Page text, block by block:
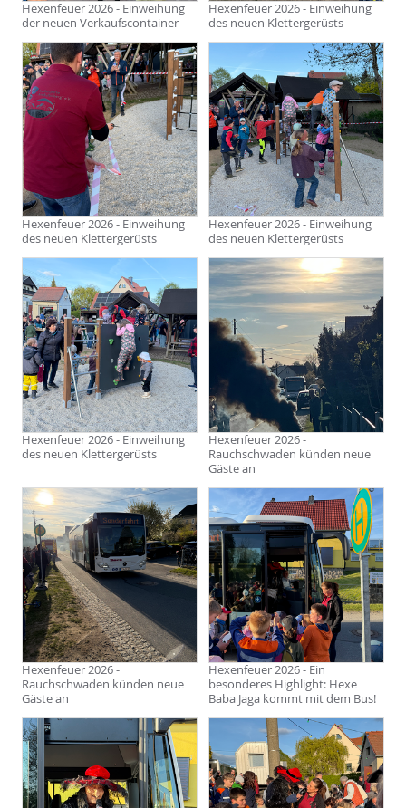
Hexenfeuer 2026 - Einweihung
der neuen Verkaufscontainer
Hexenfeuer 2026 - Einweihung
des neuen Klettergerüsts
Hexenfeuer 2026 - Einweihung
des neuen Klettergerüsts
Hexenfeuer 2026 - Einweihung
des neuen Klettergerüsts
Hexenfeuer 2026 - Einweihung
des neuen Klettergerüsts
Hexenfeuer 2026 -
Rauchschwaden künden neue
Gäste an
Hexenfeuer 2026 -
Rauchschwaden künden neue
Gäste an
Hexenfeuer 2026 - Ein
besonderes Highlight: Hexe
Baba Jaga kommt mit dem Bus!